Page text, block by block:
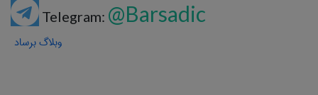
Telegram: @Barsadic
وبلاگ برساد